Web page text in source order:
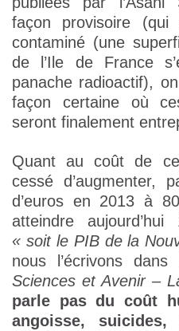
façon provisoire
contaminé (une
de l’Ile de France
panache radioactif),
façon certaine où
seront finalement
Quant au coût de
cessé d’augmenter,
d’euros en 2013 à
atteindre aujourd’hui
« soit le PIB de la
nous l’écrivons
Sciences et Avenir –
parle pas du coût
angoisse,